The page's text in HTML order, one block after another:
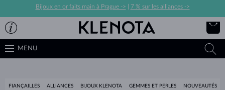
Bijoux en or faits main à Prague -> 7 % sur les alliances ->
MENU
FIANÇAILLES ALLIANCES BIJOUX KLENOTA GEMMES ET PERLES NOUVEAUTÉS